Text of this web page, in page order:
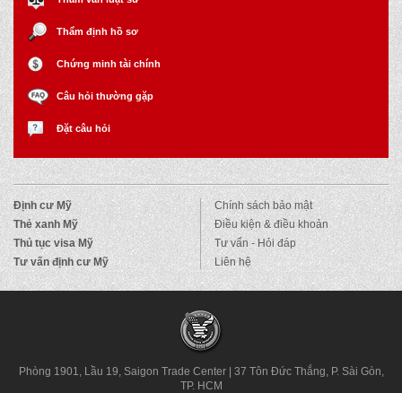
Thẩm định hồ sơ
Chứng minh tài chính
Câu hỏi thường gặp
Đặt câu hỏi
Định cư Mỹ
Thẻ xanh Mỹ
Thủ tục visa Mỹ
Tư vấn định cư Mỹ
Chính sách bảo mật
Điều kiện & điều khoản
Tư vấn - Hỏi đáp
Liên hệ
Phòng 1901, Lầu 19, Saigon Trade Center
37 Tôn Đức Thắng, P. Sài Gòn,
TP. HCM